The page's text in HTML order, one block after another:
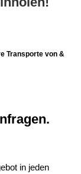
Transporte von &
in jeden